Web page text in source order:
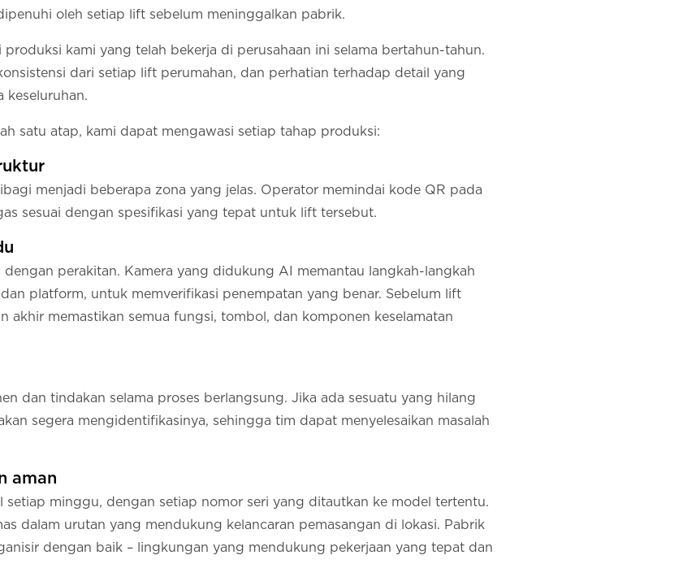
oleh setiap lift sebelum meninggalkan pabrik.
kami yang telah bekerja di perusahaan ini selama bertahun-tahun.
dari setiap lift perumahan, dan perhatian terhadap detail yang
keseluruhan.
satu atap, kami dapat mengawasi setiap tahap produksi:
menjadi beberapa zona yang jelas. Operator memindai kode QR pada
sesuai dengan spesifikasi yang tepat untuk lift tersebut.
perakitan. Kamera yang didukung AI memantau langkah-langkah
platform, untuk memverifikasi penempatan yang benar. Sebelum lift
akhir memastikan semua fungsi, tombol, dan komponen keselamatan
dan tindakan selama proses berlangsung. Jika ada sesuatu yang hilang
segera mengidentifikasinya, sehingga tim dapat menyelesaikan masalah
aman
setiap minggu, dengan setiap nomor seri yang ditautkan ke model tertentu.
dalam urutan yang mendukung kelancaran pemasangan di lokasi. Pabrik
dengan baik – lingkungan yang mendukung pekerjaan yang tepat dan